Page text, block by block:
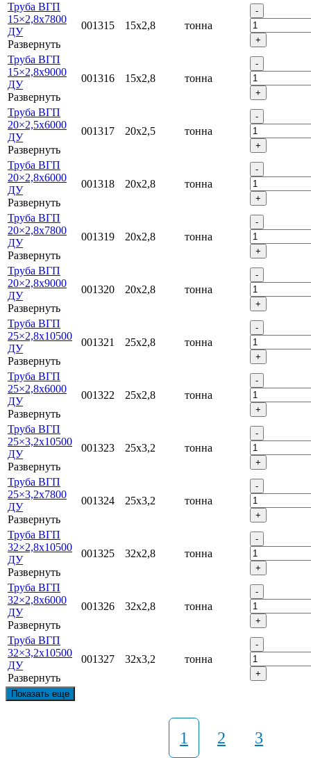
Труба ВГП
15×2,8х7800
ДУ
Развернуть
001315 15х2,8 тонна
Труба ВГП
15×2,8х9000
ДУ
Развернуть
001316 15х2,8 тонна
Труба ВГП
20×2,5х6000
ДУ
Развернуть
001317 20х2,5 тонна
Труба ВГП
20×2,8х6000
ДУ
Развернуть
001318 20х2,8 тонна
Труба ВГП
20×2,8х7800
ДУ
Развернуть
001319 20х2,8 тонна
Труба ВГП
20×2,8х9000
ДУ
Развернуть
001320 20х2,8 тонна
Труба ВГП
25×2,8х10500
ДУ
Развернуть
001321 25х2,8 тонна
Труба ВГП
25×2,8х6000
ДУ
Развернуть
001322 25х2,8 тонна
Труба ВГП
25×3,2х10500
ДУ
Развернуть
001323 25х3,2 тонна
Труба ВГП
25×3,2х7800
ДУ
Развернуть
001324 25х3,2 тонна
Труба ВГП
32×2,8х10500
ДУ
Развернуть
001325 32х2,8 тонна
Труба ВГП
32×2,8х6000
ДУ
Развернуть
001326 32х2,8 тонна
Труба ВГП
32×3,2х10500
ДУ
Развернуть
001327 32х3,2 тонна
Показать еще
1 2 3